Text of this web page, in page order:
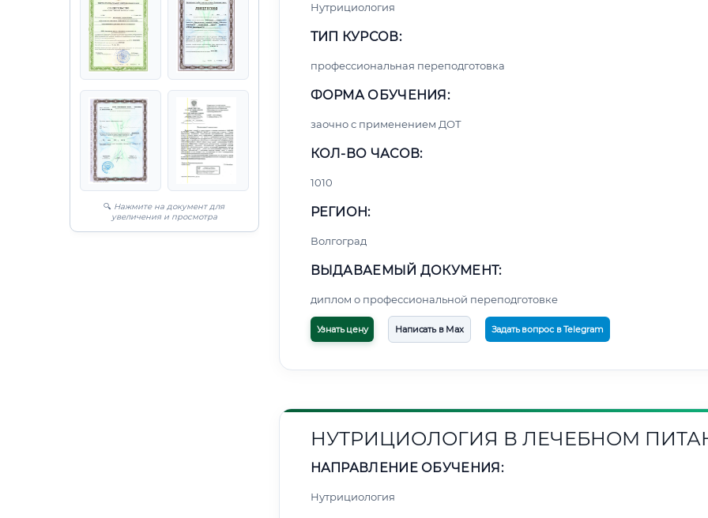
🔍 Нажмите на документ для
увеличения и просмотра
Нутрициология
ТИП КУРСОВ:
профессиональная переподготовка
ФОРМА ОБУЧЕНИЯ:
заочно с применением ДОТ
КОЛ-ВО ЧАСОВ:
1010
РЕГИОН:
Волгоград
ВЫДАВАЕМЫЙ ДОКУМЕНТ:
диплом о профессиональной переподготовке
Узнать цену Написать в Max Задать вопрос в Telegram
НУТРИЦИОЛОГИЯ В ЛЕЧЕБНОМ
НАПРАВЛЕНИЕ ОБУЧЕНИЯ:
Нутрициология